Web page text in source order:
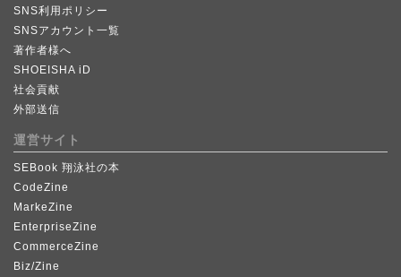
SNS利用ポリシー
SNSアカウント一覧
著作者様へ
SHOEISHA iD
社会貢献
外部送信
運営サイト
SEBook 翔泳社の本
CodeZine
MarkeZine
EnterpriseZine
CommerceZine
Biz/Zine